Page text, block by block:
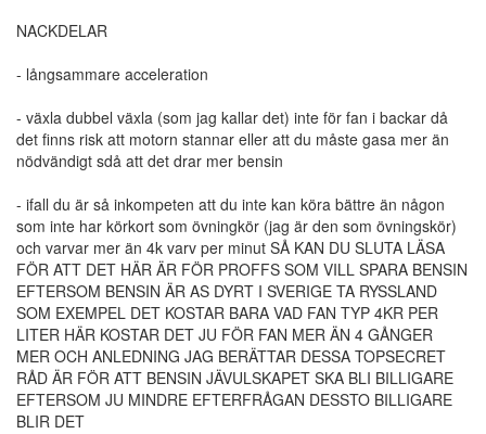
NACKDELAR
- långsammare acceleration
- växla dubbel växla (som jag kallar det) inte för fan i backar då
det finns risk att motorn stannar eller att du måste gasa mer än
nödvändigt sdå att det drar mer bensin
- ifall du är så inkompeten att du inte kan köra bättre än någon
som inte har körkort som övningkör (jag är den som övningskör)
och varvar mer än 4k varv per minut SÅ KAN DU SLUTA LÄSA
FÖR ATT DET HÄR ÄR FÖR PROFFS SOM VILL SPARA BENSIN
EFTERSOM BENSIN ÄR AS DYRT I SVERIGE TA RYSSLAND
SOM EXEMPEL DET KOSTAR BARA VAD FAN TYP 4KR PER
LITER HÄR KOSTAR DET JU FÖR FAN MER ÄN 4 GÅNGER
MER OCH ANLEDNING JAG BERÄTTAR DESSA TOPSECRET
RÅD ÄR FÖR ATT BENSIN JÄVULSKAPET SKA BLI BILLIGARE
EFTERSOM JU MINDRE EFTERFRÅGAN DESSTO BILLIGARE
BLIR DET